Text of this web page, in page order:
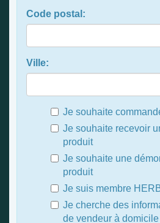
Code postal:
Ville:
Je souhaite
Je souhaite recevoir
produit
Je souhaite une
produit
Je suis membre
Je cherche des
de vendeur à